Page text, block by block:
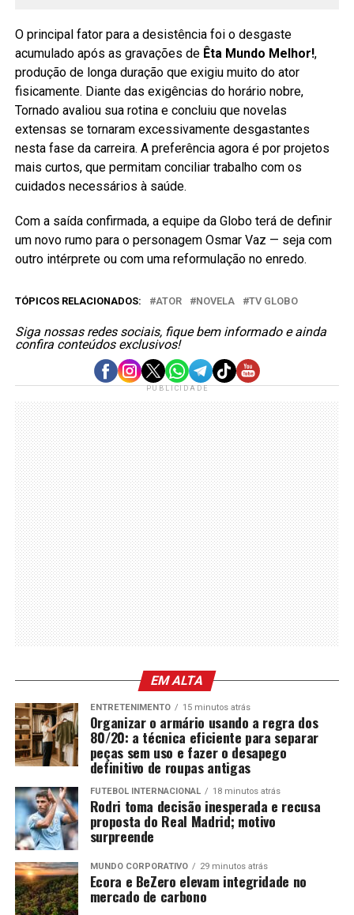
O principal fator para a desistência foi o desgaste
acumulado após as gravações de Êta Mundo Melhor!,
produção de longa duração que exigiu muito do ator
fisicamente. Diante das exigências do horário nobre,
Tornado avaliou sua rotina e concluiu que novelas
extensas se tornaram excessivamente desgastantes
nesta fase da carreira. A preferência agora é por projetos
mais curtos, que permitam conciliar trabalho com os
cuidados necessários à saúde.
Com a saída confirmada, a equipe da Globo terá de definir
um novo rumo para o personagem Osmar Vaz — seja com
outro intérprete ou com uma reformulação no enredo.
TÓPICOS RELACIONADOS: ATOR NOVELA TV GLOBO
Siga nossas redes sociais, fique bem informado e ainda
confira conteúdos exclusivos!
PUBLICIDADE
EM ALTA
ENTRETENIMENTO 15 minutos atrás
Organizar o armário usando a regra dos
80/20: a técnica eficiente para separar
peças sem uso e fazer o desapego
definitivo de roupas antigas
FUTEBOL INTERNACIONAL 18 minutos atrás
Rodri toma decisão inesperada e recusa
proposta do Real Madrid; motivo
surpreende
MUNDO CORPORATIVO 29 minutos atrás
Ecora e BeZero elevam integridade no
mercado de carbono